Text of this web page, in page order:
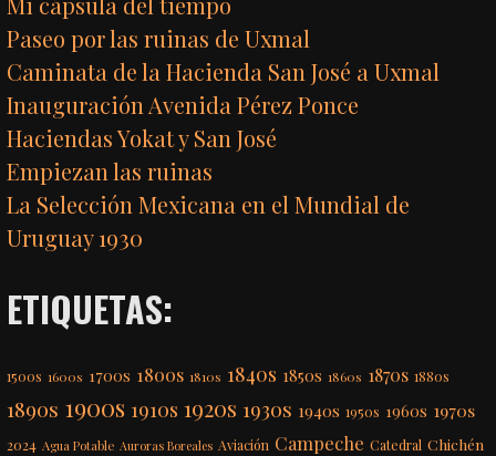
Paseo por las ruinas de Uxmal
Caminata de la Hacienda San José a Uxmal
Inauguración Avenida Pérez Ponce
Haciendas Yokat y San José
Empiezan las ruinas
La Selección Mexicana en el Mundial de
Uruguay 1930
ETIQUETAS:
1500s 1600s 1700s 1800s 1810s 1840s 1850s 1860s 1870s 1880s
1890s 1900s 1910s 1920s 1930s 1940s 1950s 1960s 1970s
2024 Agua Potable Auroras Boreales Aviación Campeche Catedral Chichén